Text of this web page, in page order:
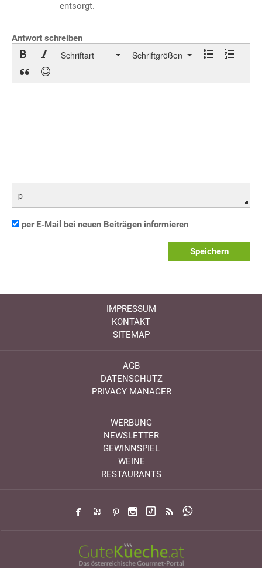
entsorgt.
Antwort schreiben
Schriftart Schriftgrößen
p
per E-Mail bei neuen Beiträgen informieren
Speichern
IMPRESSUM
KONTAKT
SITEMAP
AGB
DATENSCHUTZ
PRIVACY MANAGER
WERBUNG
NEWSLETTER
GEWINNSPIEL
WEINE
RESTAURANTS